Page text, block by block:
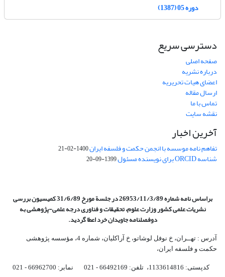
دوره 05 (1387)
دسترسی سریع
صفحه اصلی
درباره نشریه
اعضای هیات تحریریه
ارسال مقاله
تماس با ما
نقشه سایت
آخرین اخبار
تفاهم نامه موسسه با انجمن حکمت و فلسفه ایران1400-02-21
شناسه ORCID برای نویسنده مسئول 1399-09-20
براساس نامه شماره 26953/11/3/89 در جلسة مورخ 31/6/89 کمیسیون
بررسی
نشریات علمی کشور وزارت علوم، تحقیقات و فناوری درجه علمی‌-پژوهشیبه
دوفصلنامه جاویدان خرد اعطا گردید.
آدرس : تهــران، خ نوفل لوشاتو، خ آراکلیان، شماره 4،‌ مؤسسه پژوهشی
حکمت و فلسفه ایران،‌
کدپستی: 1133614816، تلفن: 66492169 - 021 نمابر: 66962700 - 021